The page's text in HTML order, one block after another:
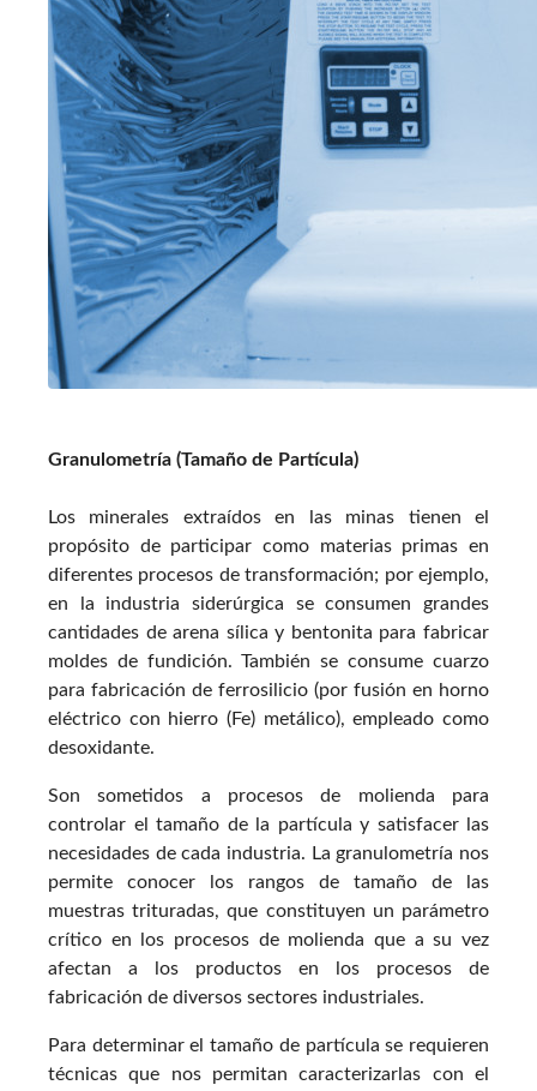
Granulometría (Tamaño de Partícula)
Los minerales extraídos en las minas tienen el
propósito de participar como materias primas en
diferentes procesos de transformación; por ejemplo,
en la industria siderúrgica se consumen grandes
cantidades de arena sílica y bentonita para fabricar
moldes de fundición. También se consume cuarzo
para fabricación de ferrosilicio (por fusión en horno
eléctrico con hierro (Fe) metálico), empleado como
desoxidante.
Son sometidos a procesos de molienda para
controlar el tamaño de la partícula y satisfacer las
necesidades de cada industria. La granulometría nos
permite conocer los rangos de tamaño de las
muestras trituradas, que constituyen un parámetro
crítico en los procesos de molienda que a su vez
afectan a los productos en los procesos de
fabricación de diversos sectores industriales.
Para determinar el tamaño de partícula se requieren
técnicas que nos permitan caracterizarlas con el